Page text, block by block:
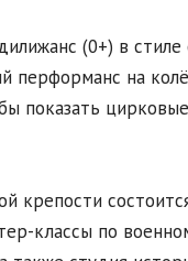
(0+) в стиле
перформанс на
показать
крепости
классы по